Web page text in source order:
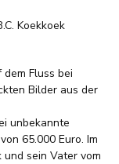
Fluss bei
Bilder aus der
unbekannte
65.000 Euro. Im
sein Vater vom